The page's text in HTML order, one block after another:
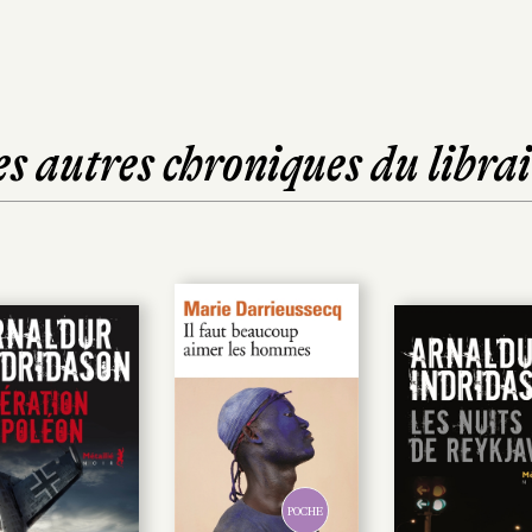
autres chroniques du
POCHE
POCHE